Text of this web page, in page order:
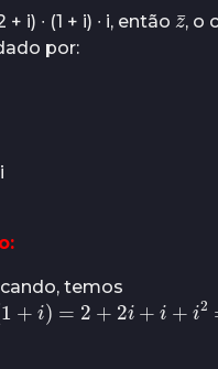
r
+ i) ∙ (1 + i) ∙ i, então
, o
por:
temos